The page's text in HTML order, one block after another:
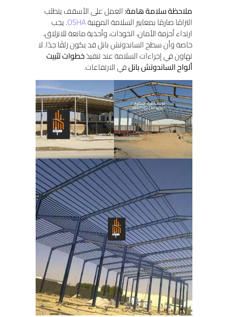
ملاحظة سلامة هامة:العمل على الأسقف يتطلب
التزامًا صارمًا بمعايير السلامة المهنيةOSHA. يجب
ارتداء أحزمة الأمان، الخوذات، وأحذية مانعة للانزلاق،
خاصة وأن سطح الساندوتش بانل قد يكون زلقًا جدًا. لا
تهاون في إجراءات السلامة عند تنفيذخطوات تثبيت
ألواح الساندوتش بانلفي الارتفاعات.